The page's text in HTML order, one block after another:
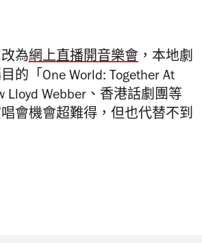
為網上直播開音樂會 ，本地劇
的「One World: Together At
Lloyd Webber、香港話劇團等
會機會超難得，但也代替不到